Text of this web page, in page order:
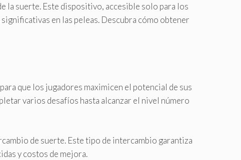
la suerte. Este dispositivo, accesible solo para los
en las peleas. Descubra cómo obtener
que los jugadores maximicen el potencial de sus
varios desafíos hasta alcanzar el nivel número
de suerte. Este tipo de intercambio garantiza
y costos de mejora.